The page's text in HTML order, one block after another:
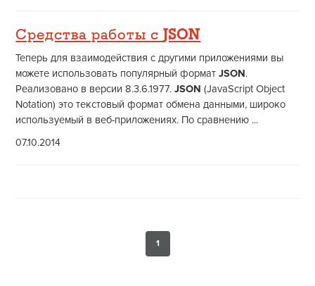
Средства работы с JSON
Теперь для взаимодействия с другими приложениями вы
можете использовать популярный форматJSON.
Реализовано в версии 8.3.6.1977.JSON (JavaScript Object
Notation) это текстовый формат обмена данными, широко
используемый в веб-приложениях. По сравнению ...
07.10.2014
1